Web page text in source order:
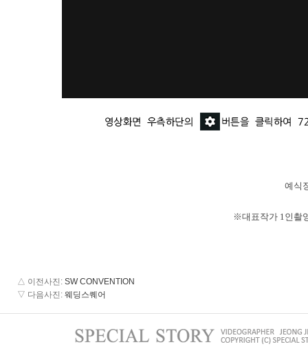
예식
※대표작가 1인촬
△ 이전사진 : SW CONVENTION
▽ 다음사진 : 웨딩스퀘어